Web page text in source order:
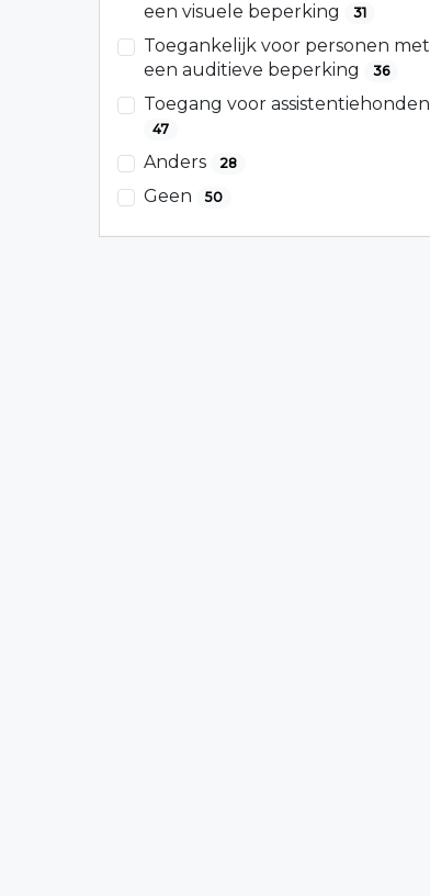
een visuele beperking
31
Toegankelijk voor personen met
een auditieve beperking
36
Toegang voor assistentiehonden
47
Anders 28
Geen 50